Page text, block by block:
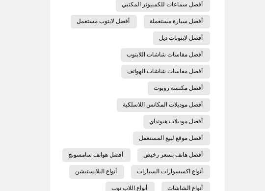
أفضل سماعات للكمبيوتر المكتبي
أفضل سيارة مستعملة أفضل لابتوب مستعمل
أفضل لابتوبات ديل
أفضل مقاسات شاشات اللابتوب
أفضل مقاسات شاشات الهواتف
أفضل مكنسة روبوت
أفضل موديلات المكانس اللاسلكية
أفضل موديلات هيونداي
أفضل موقع لبيع المستعمل
أفضل هاتف بسعر رخيص أفضل هواتف سامسونج
أنواع اكسسوارات السيارات أنواع البلايستيشن
أنواع الشاشات أنواع اللاب توب